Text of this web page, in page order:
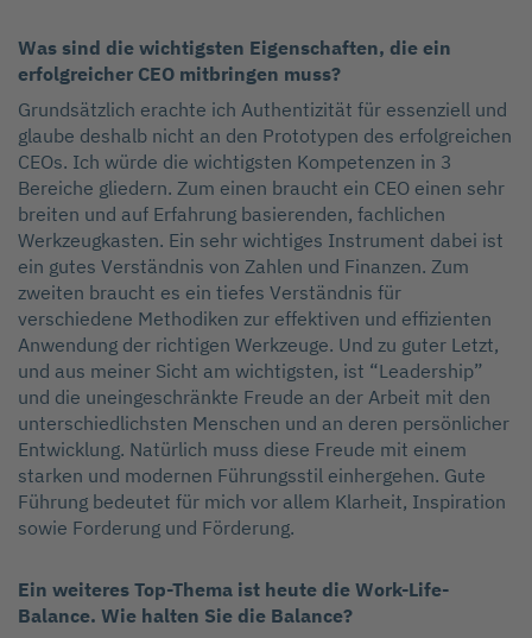
Was sind die wichtigsten Eigenschaften, die ein
erfolgreicher CEO mitbringen muss?
Grundsätzlich erachte ich Authentizität für essenziell und
glaube deshalb nicht an den Prototypen des erfolgreichen
CEOs. Ich würde die wichtigsten Kompetenzen in 3
Bereiche gliedern. Zum einen braucht ein CEO einen sehr
breiten und auf Erfahrung basierenden, fachlichen
Werkzeugkasten. Ein sehr wichtiges Instrument dabei ist
ein gutes Verständnis von Zahlen und Finanzen. Zum
zweiten braucht es ein tiefes Verständnis für
verschiedene Methodiken zur effektiven und effizienten
Anwendung der richtigen Werkzeuge. Und zu guter Letzt,
und aus meiner Sicht am wichtigsten, ist “Leadership”
und die uneingeschränkte Freude an der Arbeit mit den
unterschiedlichsten Menschen und an deren persönlicher
Entwicklung. Natürlich muss diese Freude mit einem
starken und modernen Führungsstil einhergehen. Gute
Führung bedeutet für mich vor allem Klarheit, Inspiration
sowie Forderung und Förderung.
Ein weiteres Top-Thema ist heute die Work-Life-
Balance. Wie halten Sie die Balance?